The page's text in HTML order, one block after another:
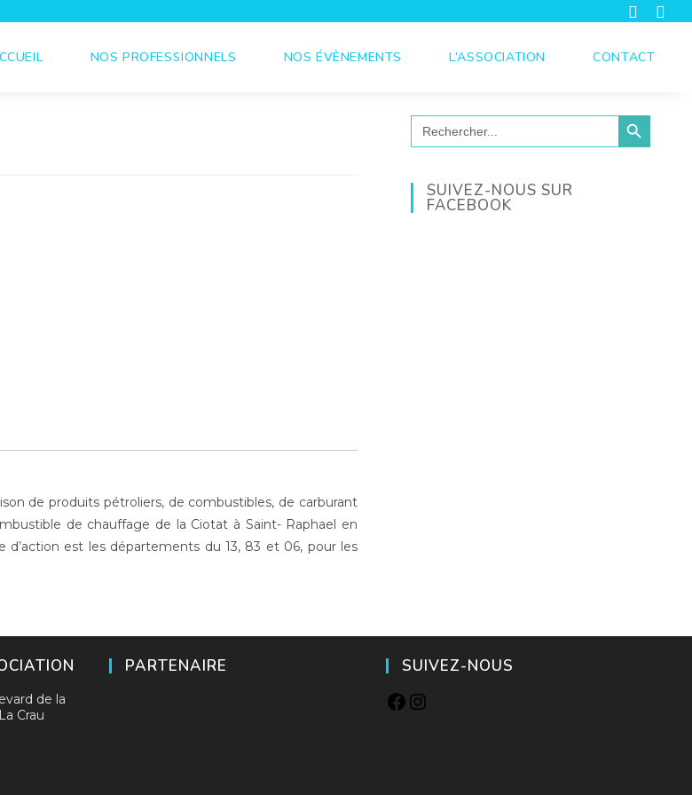
NOS PROFESSIONNELS NOS ÉVÈNEMENTS L’ASSOCIATION CONTACT
de produits pétroliers, de combustibles, de carburant
de chauffage de la Ciotat à Saint- Raphael en
est les départements du 13, 83 et 06, pour les
Search
for:
SEARCH BUTTON
SUIVEZ-NOUS SUR
FACEBOOK
de la
Crau
PARTENAIRE SUIVEZ-NOUS
Facebook